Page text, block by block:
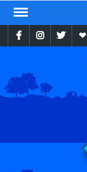
Skip
contentFacebookInstragram